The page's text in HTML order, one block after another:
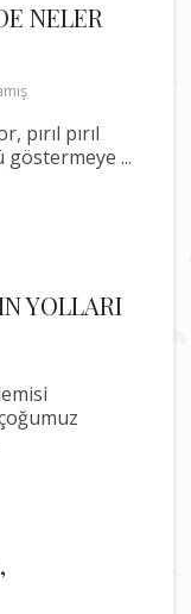
NELER
pırıl pırıl
...
YOLLARI